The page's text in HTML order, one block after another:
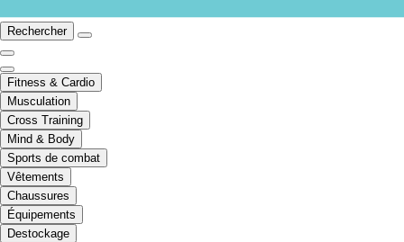
Rechercher
Fitness & Cardio
Musculation
Cross Training
Mind & Body
Sports de combat
Vêtements
Chaussures
Équipements
Destockage